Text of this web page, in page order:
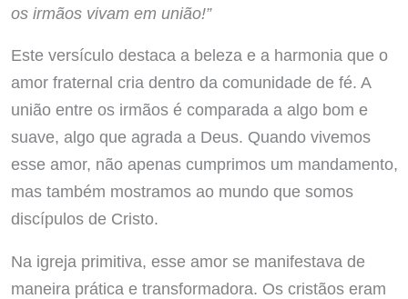
os irmãos vivam em união!”
Este versículo destaca a beleza e a harmonia que o
amor fraternal cria dentro da comunidade de fé. A
união entre os irmãos é comparada a algo bom e
suave, algo que agrada a Deus. Quando vivemos
esse amor, não apenas cumprimos um mandamento,
mas também mostramos ao mundo que somos
discípulos de Cristo.
Na igreja primitiva, esse amor se manifestava de
maneira prática e transformadora. Os cristãos eram